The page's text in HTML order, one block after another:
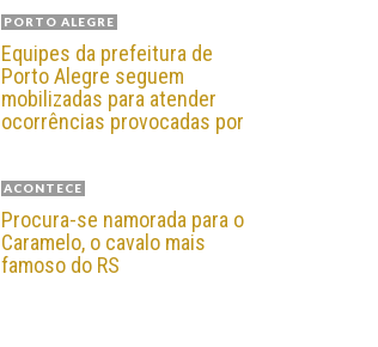
PORTO ALEGRE
Equipes da prefeitura de
Porto Alegre seguem
mobilizadas para atender
ocorrências provocadas por
ACONTECE
Procura-se namorada para o
Caramelo, o cavalo mais
famoso do RS